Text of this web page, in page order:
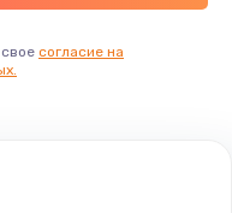
согласие на